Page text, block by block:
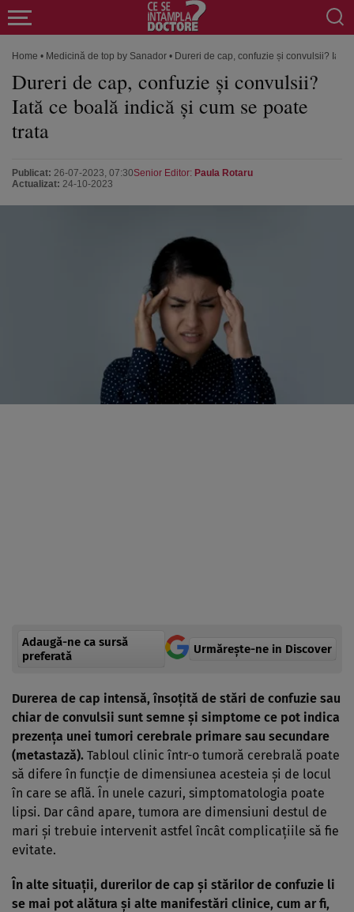
Home • Medicină de top by Sanador • Dureri de cap, confuzie și convulsii? Iată
Dureri de cap, confuzie și convulsii?
Iată ce boală indică și cum se poate
trata
Publicat: 26-07-2023, 07:30
Actualizat: 24-10-2023
Senior Editor: Paula Rotaru
Adaugă-ne ca sursă
preferată
Urmărește-ne in Discover
Durerea de cap intensă, însoțită de stări de confuzie sau
chiar de convulsii sunt semne și simptome ce pot indica
prezența unei tumori cerebrale primare sau secundare
(metastază). Tabloul clinic într-o tumoră cerebrală poate
să difere în funcție de dimensiunea acesteia și de locul
în care se află. În unele cazuri, simptomatologia poate
lipsi. Dar când apare, tumora are dimensiuni destul de
mari și trebuie intervenit astfel încât complicațiile să fie
evitate.
În alte situații, durerilor de cap și stărilor de confuzie li
se mai pot alătura și alte manifestări clinice, cum ar fi,